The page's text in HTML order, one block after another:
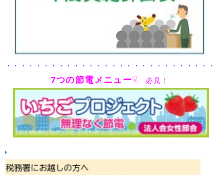
・・・・・・・・・・・・・・・・・・・・・・・・・・・・
7つの節電メニュー☟ 必見！